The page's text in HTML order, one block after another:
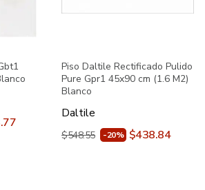
Piso Daltile Rectificado Pulido
Pure Gpr1 45x90 cm (1.6 M2)
Blanco
Daltile
$548.55 -20% $438.84